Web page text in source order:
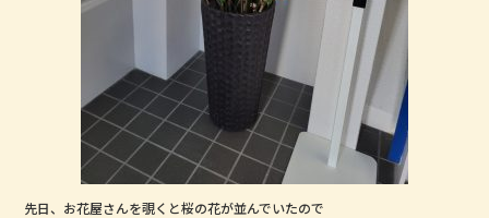
先日、お花屋さんを覗くと桜の花が並んでいたので